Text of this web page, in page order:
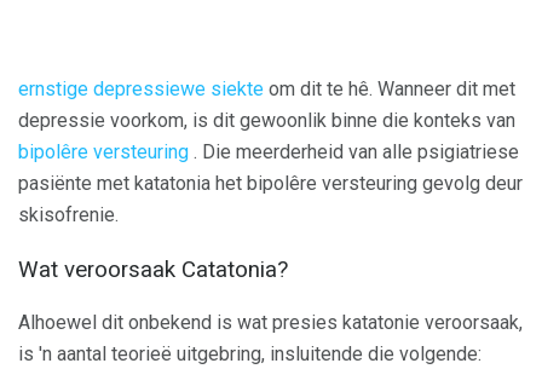
ernstige depressiewe siekte om dit te hê. Wanneer dit met
depressie voorkom, is dit gewoonlik binne die konteks van
bipolêre versteuring . Die meerderheid van alle psigiatriese
pasiënte met katatonia het bipolêre versteuring gevolg deur
skisofrenie.
Wat veroorsaak Catatonia?
Alhoewel dit onbekend is wat presies katatonie veroorsaak,
is 'n aantal teorieë uitgebring, insluitende die volgende: